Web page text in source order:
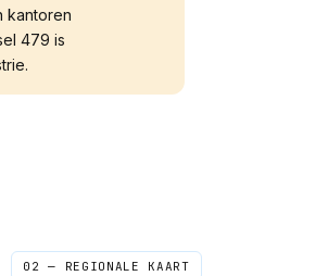
kantoren
479 is
02 — REGIONALE KAART